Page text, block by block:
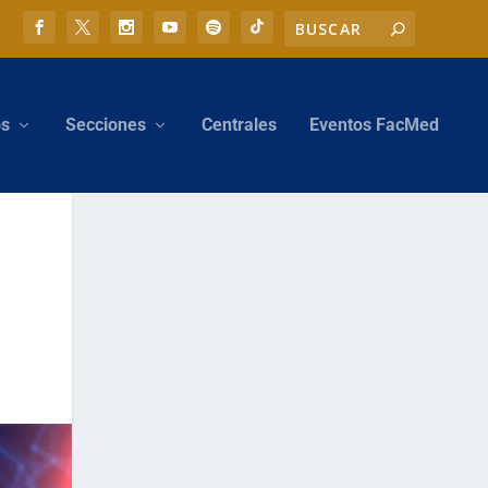
Secciones Centrales Eventos FacMed